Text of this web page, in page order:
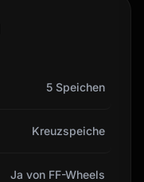
5 Speichen
Kreuzspeiche
Ja von FF-Wheels